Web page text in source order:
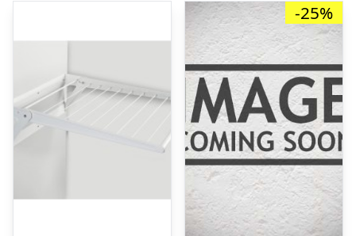
-25%